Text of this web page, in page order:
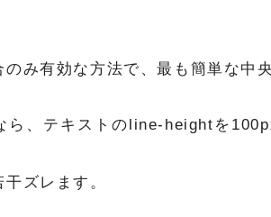
み有効な方法で、最も簡単な中
ら、テキストのline-heightを
ズレます。